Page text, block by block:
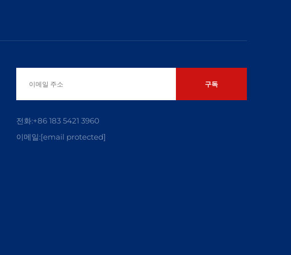
구독
전화:+86 183 5421 3960
이메일:[email protected]